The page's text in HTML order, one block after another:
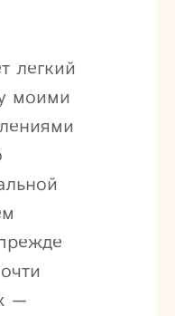
легкий
моими
—